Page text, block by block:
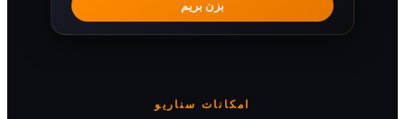
امکانات سناریو